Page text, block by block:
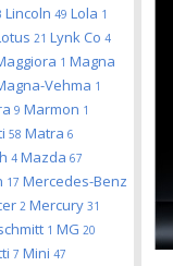
Lincoln 49 Lola 1
21 Lynk Co 4
1 Magna
Vehma 1
9 Marmon 1
58 Matra 6
4 Mazda 67
17 Mercedes-Benz
2 Mercury 31
1 MG 20
7 Mini 47